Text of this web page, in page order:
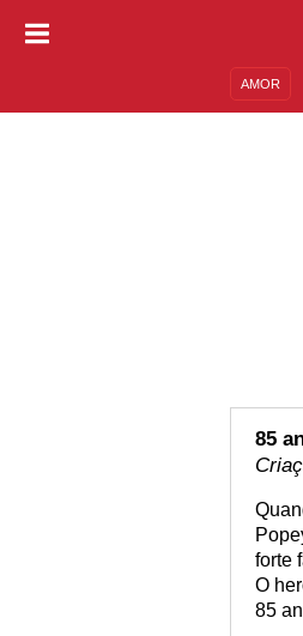
AMOR
85
forte
O
85